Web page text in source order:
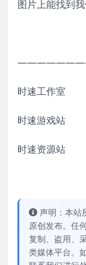
图片上能找到
时速工作室
时速游戏站
时速资源站
声明：本站
原创发布。任
复制、盗用、
类媒体平台。